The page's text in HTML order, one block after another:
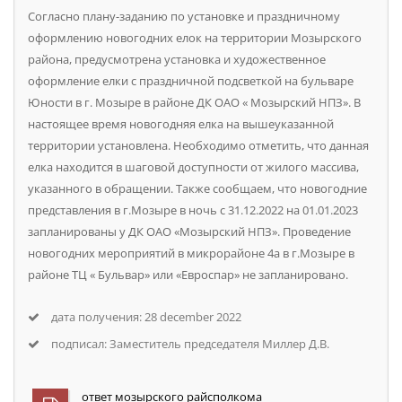
Согласно плану-заданию по установке и праздничному
оформлению новогодних елок на территории Мозырского
района, предусмотрена установка и художественное
оформление елки с праздничной подсветкой на бульваре
Юности в г. Мозыре в районе ДК ОАО « Мозырский НПЗ». В
настоящее время новогодняя елка на вышеуказанной
территории установлена. Необходимо отметить, что данная
елка находится в шаговой доступности от жилого массива,
указанного в обращении. Также сообщаем, что новогодние
представления в г.Мозыре в ночь c 31.12.2022 на 01.01.2023
запланированы у ДК ОАО «Мозырский НПЗ». Проведение
новогодних мероприятий в микрорайоне 4а в г.Мозыре в
районе ТЦ « Бульвар» или «Евроспар» не запланировано.
дата получения: 28 december 2022
подписал: Заместитель председателя Миллер Д.В.
ответ мозырского райсполкома